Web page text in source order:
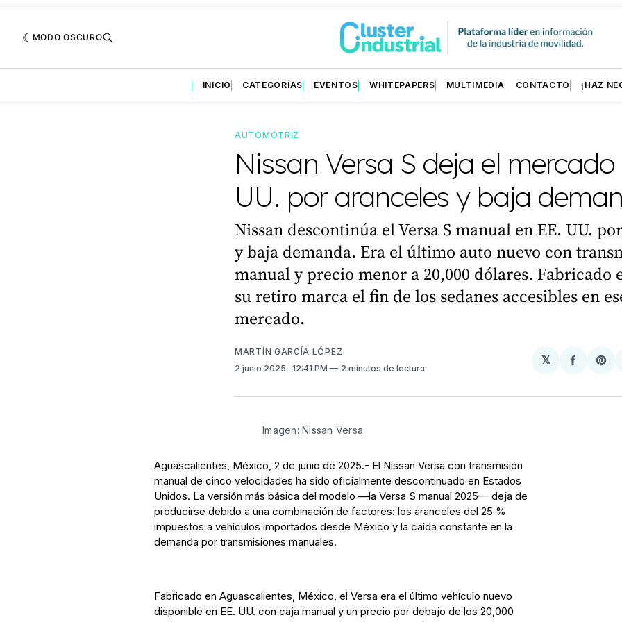
MODO OSCURO
INICIO CATEGORÍAS EVENTOS WHITEPAPERS MULTIMEDIA CONTACTO ¡HAZ
AUTOMOTRIZ
Nissan Versa S deja el mercado
UU. por aranceles y baja
Nissan descontinúa el Versa S manual en EE. UU.
y baja demanda. Era el último auto nuevo con
manual y precio menor a 20,000 dólares. Fabricado
su retiro marca el fin de los sedanes accesibles en
mercado.
MARTÍN GARCÍA LÓPEZ
2 junio 2025 . 12:41 PM 2 minutos de lectura
𝕏
Imagen: Nissan Versa
Aguascalientes, México, 2 de junio de 2025.- El Nissan Versa con transmisión
manual de cinco velocidades ha sido oficialmente descontinuado en Estados
Unidos. La versión más básica del modelo —la Versa S manual 2025— deja de
producirse debido a una combinación de factores: los aranceles del 25 %
impuestos a vehículos importados desde México y la caída constante en la
demanda por transmisiones manuales.
Fabricado en Aguascalientes, México, el Versa era el último vehículo nuevo
disponible en EE. UU. con caja manual y un precio por debajo de los 20,000